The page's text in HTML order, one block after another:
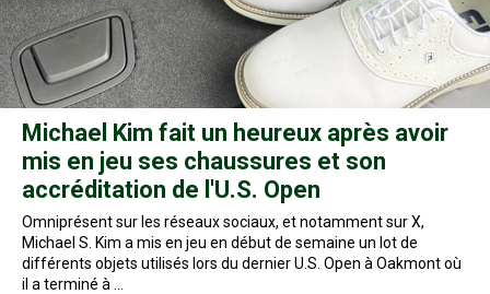
Michael Kim fait un heureux après avoir
mis en jeu ses chaussures et son
accréditation de l'U.S. Open
Omniprésent sur les réseaux sociaux, et notamment sur X,
Michael S. Kim a mis en jeu en début de semaine un lot de
différents objets utilisés lors du dernier U.S. Open à Oakmont où
il a terminé à …